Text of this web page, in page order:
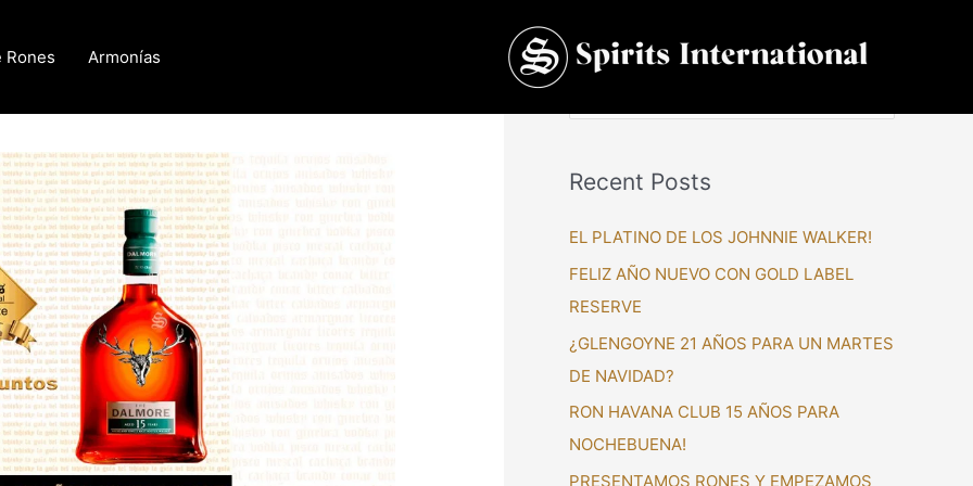
Rones Armonías
r
c
r
:
Recent Posts
EL PLATINO DE LOS JOHNNIE WALKER!
FELIZ AÑO NUEVO CON GOLD LABEL
RESERVE
¿GLENGOYNE 21 AÑOS PARA UN MARTES
DE NAVIDAD?
RON HAVANA CLUB 15 AÑOS PARA
NOCHEBUENA!
PRESENTAMOS RONES Y EMPEZAMOS